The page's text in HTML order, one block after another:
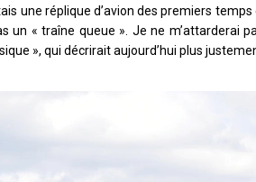
une réplique d’avion des premiers
un « traîne queue ». Je ne m’attarderai
», qui décrirait aujourd’hui plus